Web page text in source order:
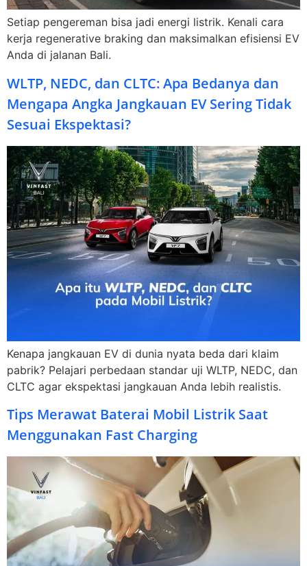
Setiap pengereman bisa jadi energi listrik. Kenali cara
kerja regenerative braking dan maksimalkan efisiensi EV
Anda di jalanan Bali.
WLTP, NEDC, dan CLTC: Apa Bedanya dan
Mengapa Angka Jangkauan EV Sering Tidak
Sesuai Ekspektasi?
Kenapa jangkauan EV di dunia nyata beda dari klaim
pabrik? Pelajari perbedaan standar uji WLTP, NEDC, dan
CLTC agar ekspektasi jangkauan Anda lebih realistis.
Tips Merawat Baterai Mobil Listrik Saat
Menggunakan Fast Charging